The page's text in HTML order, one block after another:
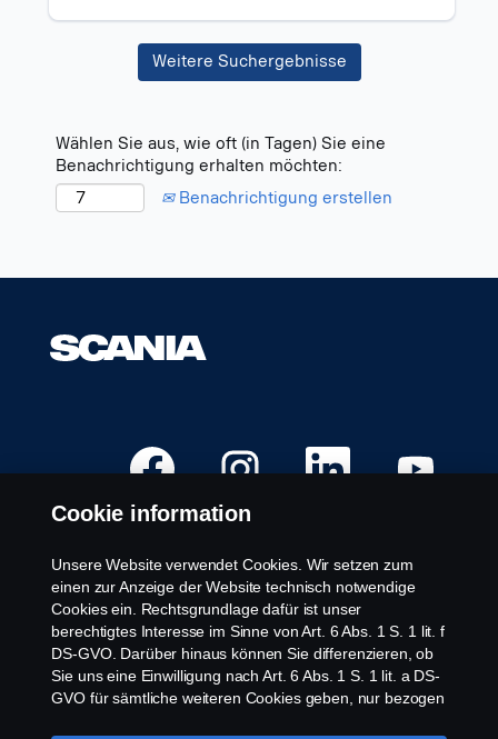
Weitere Suchergebnisse
Wählen Sie aus, wie oft (in Tagen) Sie eine
Benachrichtigung erhalten möchten:
Benachrichtigung erstellen
W
r
a
u
e
i
n
e
r
n
e
e
n
W
r
a
u
e
i
n
e
r
n
e
e
n
W
r
e
i
n
e
r
n
e
u
e
n
R
r
i
n
n
e
e
n
Verfügbare Positionen
Karrierestandorte
Kontaktiere uns
Über Scania
Cookie information
Unsere Website verwendet Cookies. Wir setzen zum
einen zur Anzeige der Website technisch notwendige
Cookies ein. Rechtsgrundlage dafür ist unser
berechtigtes Interesse im Sinne von Art. 6 Abs. 1 S. 1 lit. f
DS-GVO. Darüber hinaus können Sie differenzieren, ob
Sie uns eine Einwilligung nach Art. 6 Abs. 1 S. 1 lit. a DS-
GVO für sämtliche weiteren Cookies geben, nur bezogen